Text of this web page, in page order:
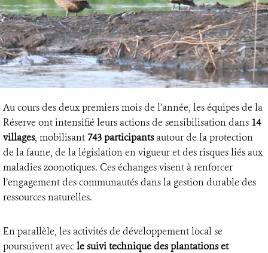
Au cours des deux premiers mois de l’année, les équipes de la
Réserve ont intensifié leurs actions de sensibilisation dans 14
villages, mobilisant743 participantsautour de la protection
de la faune, de la législation en vigueur et des risques liés aux
maladies zoonotiques. Ces échanges visent à renforcer
l’engagement des communautés dans la gestion durable des
ressources naturelles.
En parallèle, les activités de développement local se
poursuivent avecle suivi technique des plantations et